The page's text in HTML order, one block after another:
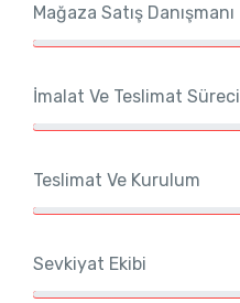
Mağaza Satış Danışmanı
İmalat Ve Teslimat Süreci
Teslimat Ve Kurulum
Sevkiyat Ekibi